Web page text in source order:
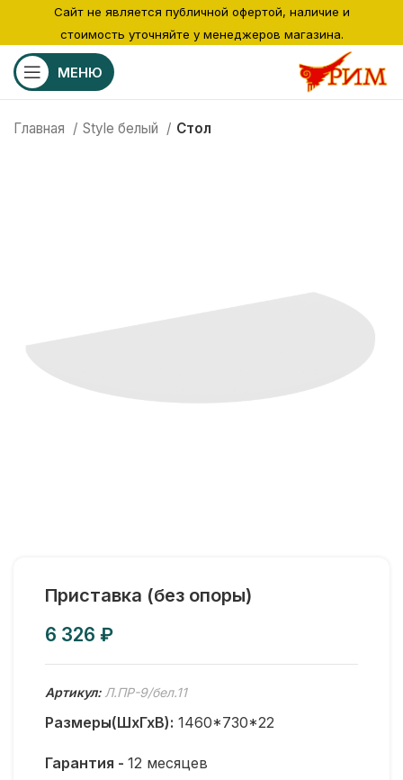
МЕНЮ
Главная Style белый Стол
Приставка (без опоры)
₽
Артикул: Л.ПР-9/бел.11
Размеры(ШхГхВ): 1460*730*22
Гарантия - 12 месяцев
Сайт не является публичной офертой, наличие и
стоимость уточняйте у менеджеров магазина.